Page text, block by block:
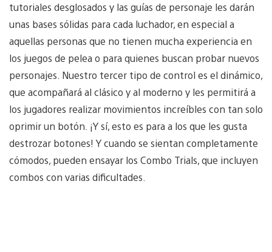
tutoriales desglosados y las guías de personaje les darán
unas bases sólidas para cada luchador, en especial a
aquellas personas que no tienen mucha experiencia en
los juegos de pelea o para quienes buscan probar nuevos
personajes. Nuestro tercer tipo de control es el dinámico,
que acompañará al clásico y al moderno y les permitirá a
los jugadores realizar movimientos increíbles con tan solo
oprimir un botón. ¡Y sí, esto es para a los que les gusta
destrozar botones! Y cuando se sientan completamente
cómodos, pueden ensayar los Combo Trials, que incluyen
combos con varias dificultades.